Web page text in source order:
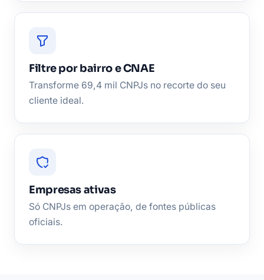
Filtre por bairro e CNAE
Transforme 69,4 mil CNPJs no recorte do seu
cliente ideal.
Empresas ativas
Só CNPJs em operação, de fontes públicas
oficiais.